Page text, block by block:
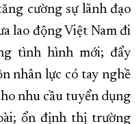
cường sự lãnh đạo
lao động Việt Nam đi
tình hình mới; đẩy
nhân lực có tay nghề
nhu cầu tuyển dụng
ổn định thị trường